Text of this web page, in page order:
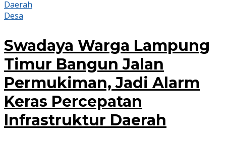
Desa
Swadaya Warga Lampung
Timur Bangun Jalan
Permukiman, Jadi Alarm
Keras Percepatan
Infrastruktur Daerah